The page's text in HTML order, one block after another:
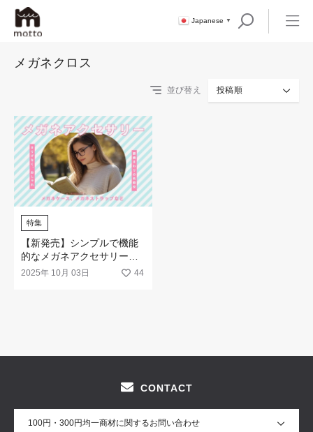
Japanese ▼
メガネクロス
並び替え 投稿順
特集
【新発売】シンプルで機能
的なメガネアクセサリーが
登場！
2025年 10月 03日 44
CONTACT
100円・300円均一商材に関するお問い合わせ